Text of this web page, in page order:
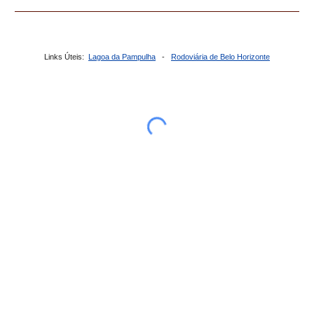
Links Úteis: Lagoa da Pampulha - Rodoviária de Belo Horizonte